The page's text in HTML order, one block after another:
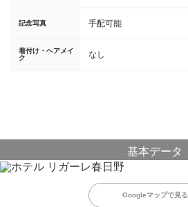
記念写真 手配可能
着付け・ヘアメイ
ク
なし
基本データ
Googleマップで見る